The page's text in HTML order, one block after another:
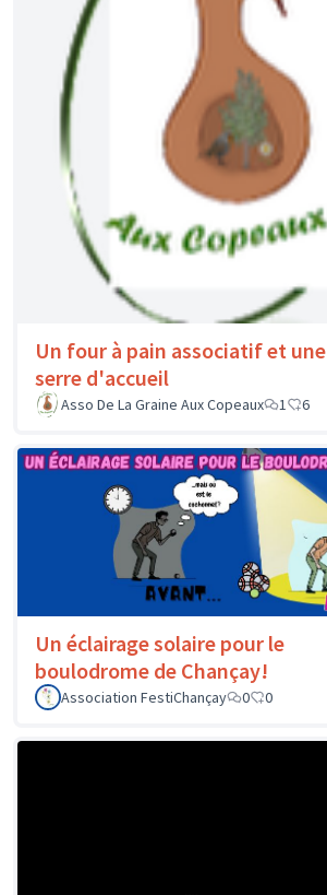
Un four à pain associatif et une
serre d'accueil
Asso De La Graine Aux Copeaux
1 6
Un éclairage solaire pour le
boulodrome de Chançay!
Association FestiChançay
0 0